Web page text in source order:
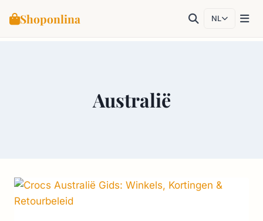
Shoponlina NL
Australië